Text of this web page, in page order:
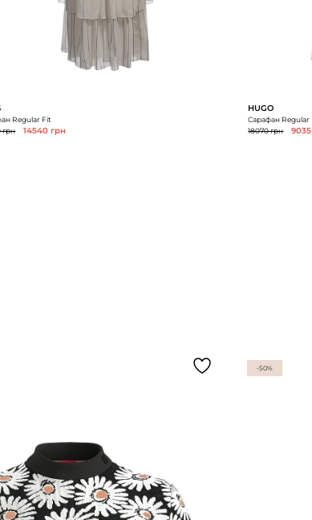
Regular Fit
грн
14540 грн
HUGO
Сарафан Regular
18070 грн
-50%